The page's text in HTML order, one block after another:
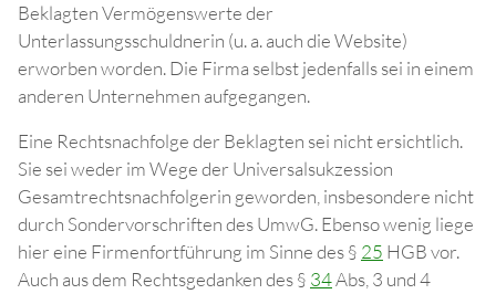
Beklagten Vermögenswerte der
Unterlassungsschuldnerin (u. a. auch die Website)
erworben worden. Die Firma selbst jedenfalls sei in einem
anderen Unternehmen aufgegangen.
Eine Rechtsnachfolge der Beklagten sei nicht ersichtlich.
Sie sei weder im Wege der Universalsukzession
Gesamtrechtsnachfolgerin geworden, insbesondere nicht
durch Sondervorschriften des UmwG. Ebenso wenig liege
hier eine Firmenfortführung im Sinne des § 25 HGB vor.
Auch aus dem Rechtsgedanken des § 34Abs, 3 und 4